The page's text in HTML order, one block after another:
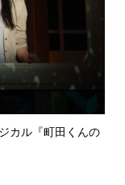
カル『町田くんの